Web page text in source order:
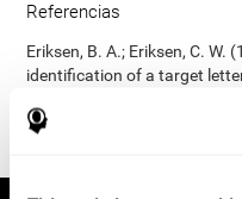
Referencias
Eriksen, B. A.; Eriksen, C.
identification of a target